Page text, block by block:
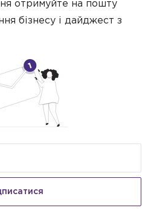
отримуйте на пошту
бізнесу і дайджест з